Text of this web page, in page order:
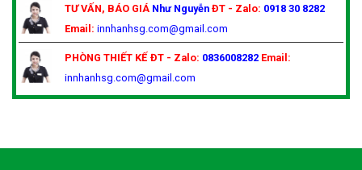
TƯ VẤN, BÁO GIÁ Như Nguyễn ĐT - Zalo: 0918 30 8282
Email: innhanhsg.com@gmail.com
PHÒNG THIẾT KẾ ĐT - Zalo: 0836008282 Email:
innhanhsg.com@gmail.com